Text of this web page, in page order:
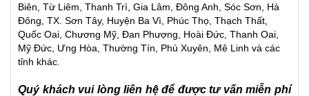
Biên, Từ Liêm, Thanh Trì, Gia Lâm, Đông Anh, Sóc Sơn, Hà
Đông, TX. Sơn Tây, Huyện Ba Vì, Phúc Thọ, Thạch Thất,
Quốc Oai, Chương Mỹ, Đan Phượng, Hoài Đức, Thanh Oai,
Mỹ Đức, Ưng Hòa, Thường Tín, Phú Xuyên, Mê Linh và các
tỉnh khác.
Quý khách vui lòng liên hệ để được tư vấn miễn phí